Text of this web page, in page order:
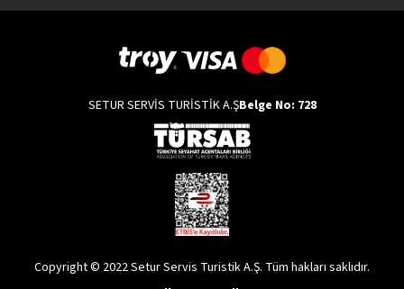
SETUR SERVİS TURİSTİK A.ŞBelge No: 728
Copyright © 2022 Setur Servis Turistik A.Ş. Tüm hakları saklıdır.